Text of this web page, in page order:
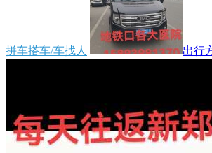
拼车搭车/车找人 出行